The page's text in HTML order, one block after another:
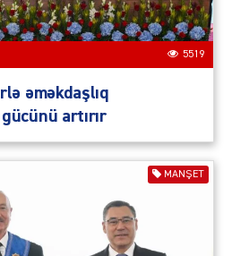
5519
əməkdaşlıq
artırır
MANŞET